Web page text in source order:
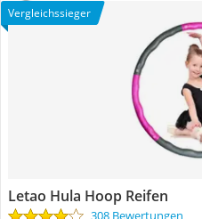
Vergleichssieger
Letao Hula Hoop Reifen
308 Bewertungen